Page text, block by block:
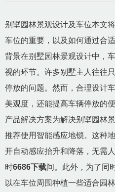
别墅园林景观设计及车位本文
车位的重要，以及如何通过合
背景在别墅园林景观设计中，
视的环节。许多别墅主人往往
停放的问题。然而，合理设计
美观度，还能提高车辆停放的便
产品解决方案为解决别墅园林
推荐使用智能感应地锁。这种
开自动感应抬升和降落，无需
时6686下载间。此外，为了同
以在车位周围种植一些适合园